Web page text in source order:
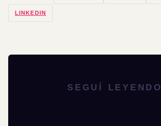
LINKEDIN
SEGUÍ LEYENDO